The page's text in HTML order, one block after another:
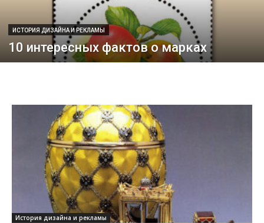
ИСТОРИЯ ДИЗАЙНА И РЕКЛАМЫ
10 интересных фактов о марках
История дизайна и рекламы